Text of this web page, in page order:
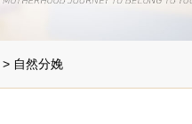
> 自然分娩